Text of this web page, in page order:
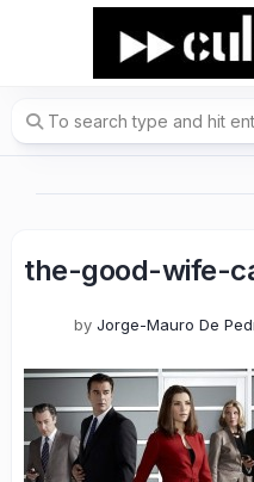
the-good-wife-
by Jorge-Mauro De